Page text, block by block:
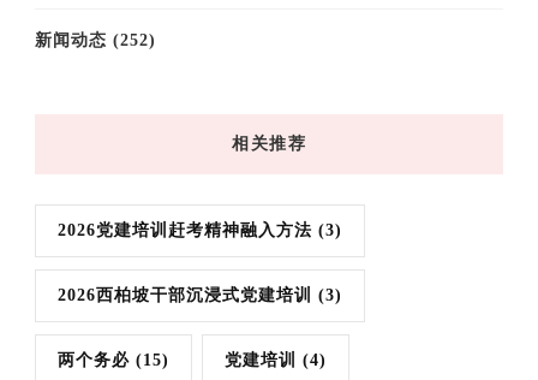
新闻动态 (252)
相关推荐
2026党建培训赶考精神融入方法 (3)
2026西柏坡干部沉浸式党建培训 (3)
两个务必 (15) 党建培训 (4)